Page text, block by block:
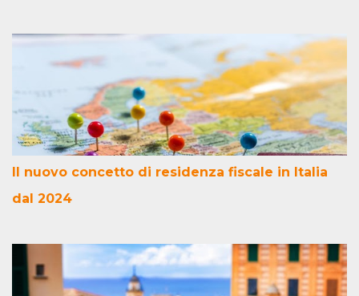
Il nuovo concetto di residenza fiscale in Italia
dal 2024